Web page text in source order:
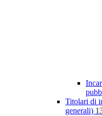
Titolari di
generali)